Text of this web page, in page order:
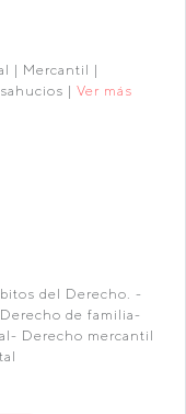
| Mercantil |
| Ver más
del Derecho. -
de familia-
Derecho mercantil